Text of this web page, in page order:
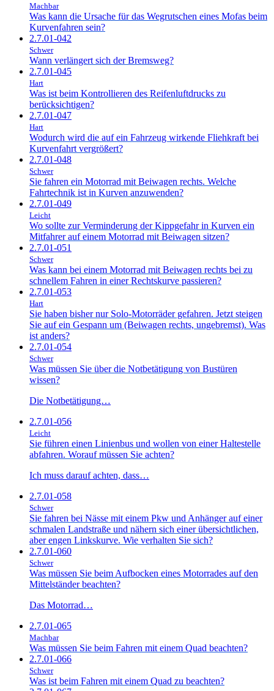
Machbar
Was kann die Ursache für das Wegrutschen eines Mofas beim
Kurvenfahren sein?
2.7.01-042
Schwer
Wann verlängert sich der Bremsweg?
2.7.01-045
Hart
Was ist beim Kontrollieren des Reifenluftdrucks zu
berücksichtigen?
2.7.01-047
Hart
Wodurch wird die auf ein Fahrzeug wirkende Fliehkraft bei
Kurvenfahrt vergrößert?
2.7.01-048
Schwer
Sie fahren ein Motorrad mit Beiwagen rechts. Welche
Fahrtechnik ist in Kurven anzuwenden?
2.7.01-049
Leicht
Wo sollte zur Verminderung der Kippgefahr in Kurven ein
Mitfahrer auf einem Motorrad mit Beiwagen sitzen?
2.7.01-051
Schwer
Was kann bei einem Motorrad mit Beiwagen rechts bei zu
schnellem Fahren in einer Rechtskurve passieren?
2.7.01-053
Hart
Sie haben bisher nur Solo-Motorräder gefahren. Jetzt steigen
Sie auf ein Gespann um (Beiwagen rechts, ungebremst). Was
ist anders?
2.7.01-054
Schwer
Was müssen Sie über die Notbetätigung von Bustüren
wissen?
Die Notbetätigung…
2.7.01-056
Leicht
Sie führen einen Linienbus und wollen von einer Haltestelle
abfahren. Worauf müssen Sie achten?
Ich muss darauf achten, dass…
2.7.01-058
Schwer
Sie fahren bei Nässe mit einem Pkw und Anhänger auf einer
schmalen Landstraße und nähern sich einer übersichtlichen,
aber engen Linkskurve. Wie verhalten Sie sich?
2.7.01-060
Schwer
Was müssen Sie beim Aufbocken eines Motorrades auf den
Mittelständer beachten?
Das Motorrad…
2.7.01-065
Machbar
Was müssen Sie beim Fahren mit einem Quad beachten?
2.7.01-066
Schwer
Was ist beim Fahren mit einem Quad zu beachten?